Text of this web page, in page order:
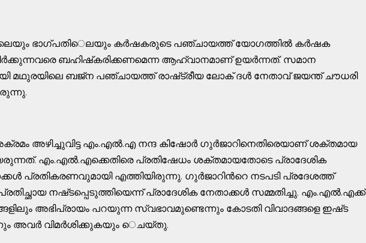
ഭാഗ്​പതി​െലയും കർഷകരുടെ പഞ്ചായത്ത്​ യോഗത്തിൽ കർഷക
ബഹിഷ്​കരിക്കണമെന്ന ആഹ്വാനമാണ്​ ഉയർന്നത്​. സമാന
മഥുരയിലെ ബജ്​ന പഞ്ചായത്ത്​ ​രാഷ്​ട്രീയ ലോക്​ ദൾ നേതാവ്​ ജയന്ത്​ ചൗധരി
അഴിച്ചുവിട്ട എം.എൽ.എ നന്ദ കിഷോർ ഗുർജാറിനെതിരെയാണ് ശക്തമായ​
എം.എൽ.എക്കെതിരെ പ്രതിഷേധം ശക്തമായതോടെ പ്രാദേശിക
പ്രതികരണവുമായി എത്തിയിരുന്നു. ഗുർജാറിന്‍റെ നടപടി പ്രദേശത്ത്​
നഷ്​ടപ്പെടുത്തിയെന്ന്​ പ്രാദേശിക നേതാക്കൾ സമ്മതിച്ചു. എം.എൽ.എക്ക്​
അഭി​പ്രായം പറയുന്ന സ്വഭാവമുണ്ടെന്നും കോടതി വിവാദങ്ങളെ ഇഷ്​ട​
അവർ വിമർശിക്കുകയും ​െചയ്​തു.